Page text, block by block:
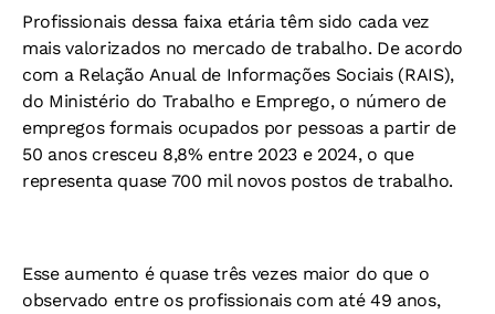
Profissionais dessa faixa etária têm sido cada vez
mais valorizados no mercado de trabalho. De acordo
com a Relação Anual de Informações Sociais (RAIS),
do Ministério do Trabalho e Emprego, o número de
empregos formais ocupados por pessoas a partir de
50 anos cresceu 8,8% entre 2023 e 2024, o que
representa quase 700 mil novos postos de trabalho.
Esse aumento é quase três vezes maior do que o
observado entre os profissionais com até 49 anos,